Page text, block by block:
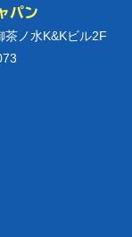
パン
ノ水K&Kビル2F